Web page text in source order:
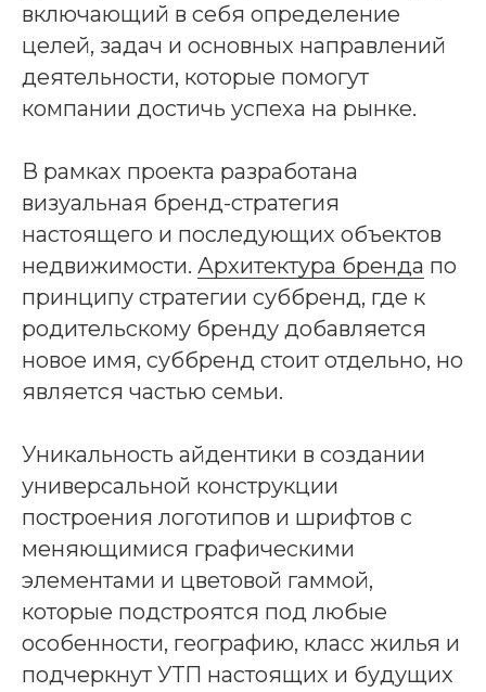
включающий в себя определение
целей, задач и основных направлений
деятельности, которые помогут
компании достичь успеха на рынке.
В рамках проекта разработана
визуальная бренд-стратегия
настоящего и последующих объектов
недвижимости. Архитектура бренда по
принципу стратегии суббренд, где к
родительскому бренду добавляется
новое имя, суббренд стоит отдельно, но
является частью семьи.
Уникальность айдентики в создании
универсальной конструкции
построения логотипов и шрифтов с
меняющимися графическими
элементами и цветовой гаммой,
которые подстроятся под любые
особенности, географию, класс жилья и
подчеркнут УТП настоящих и будущих